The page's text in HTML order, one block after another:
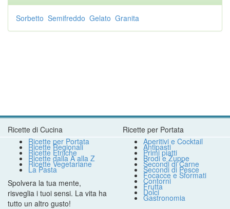
Sorbetto Semifreddo Gelato Granita
Ricette di Cucina
Ricette per Portata
Ricette Regionali
Ricette Etniche
Ricette dalla A alla Z
Ricette Vegetariane
La Pasta
Spolvera la tua mente,
risveglia i tuoi sensi. La vita ha
tutto un altro gusto!
Ricette per Portata
Aperitivi e Cocktail
Antipasti
Primi piatti
Brodi e Zuppe
Secondi di Carne
Secondi di Pesce
Focacce e Sformati
Contorni
Frutta
Dolci
Gastronomia